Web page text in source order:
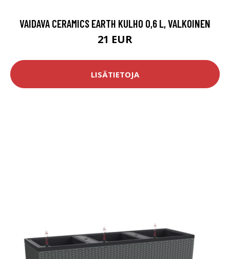
VAIDAVA CERAMICS EARTH KULHO 0,6 L, VALKOINEN
21 EUR
LISÄTIETOJA